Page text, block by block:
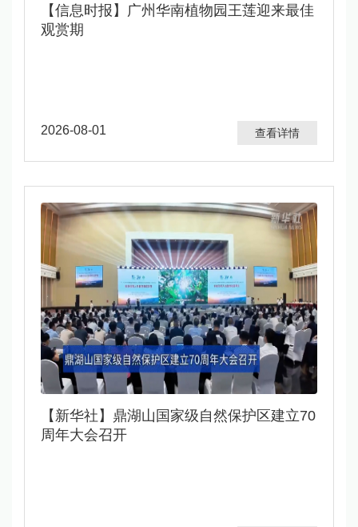
【信息时报】广州华南植物园王莲迎来最佳
观赏期
2026-08-01 查看详情
【新华社】鼎湖山国家级自然保护区建立70
周年大会召开​